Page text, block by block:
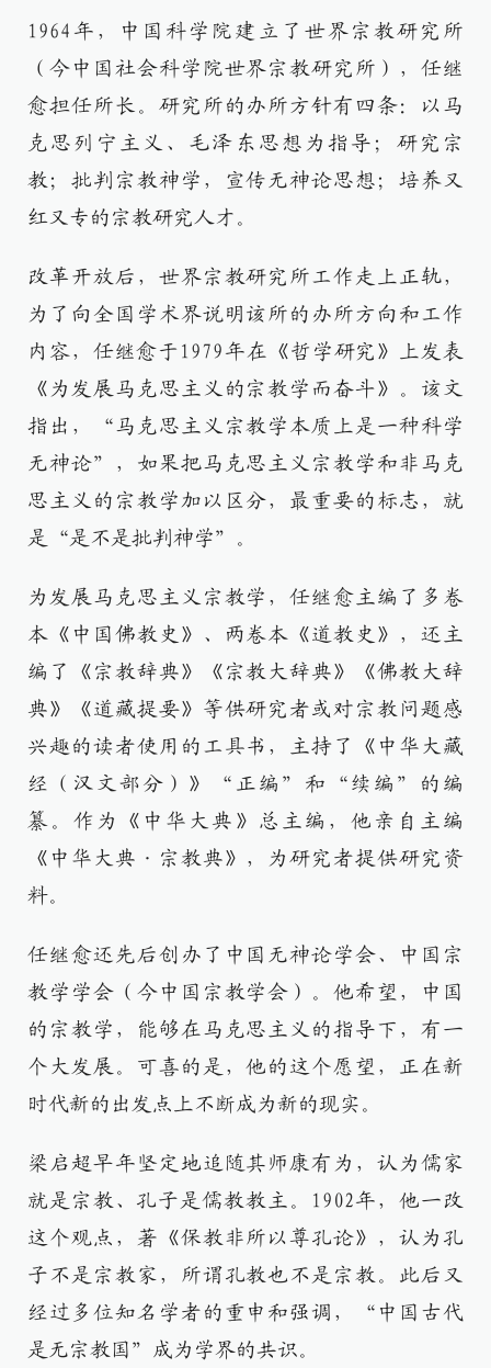
1964年，中国科学院建立了世界宗教研究所
（今中国社会科学院世界宗教研究所），任继
愈担任所长。研究所的办所方针有四条：以马
克思列宁主义、毛泽东思想为指导；研究宗
教；批判宗教神学，宣传无神论思想；培养又
红又专的宗教研究人才。
改革开放后，世界宗教研究所工作走上正轨，
为了向全国学术界说明该所的办所方向和工作
内容，任继愈于1979年在《哲学研究》上发表
《为发展马克思主义的宗教学而奋斗》。该文
指出，“马克思主义宗教学本质上是一种科学
无神论”，如果把马克思主义宗教学和非马克
思主义的宗教学加以区分，最重要的标志，就
是“是不是批判神学”。
为发展马克思主义宗教学，任继愈主编了多卷
本《中国佛教史》、两卷本《道教史》，还主
编了《宗教辞典》《宗教大辞典》《佛教大辞
典》《道藏提要》等供研究者或对宗教问题感
兴趣的读者使用的工具书，主持了《中华大藏
经（汉文部分）》“正编”和“续编”的编
纂。作为《中华大典》总主编，他亲自主编
《中华大典·宗教典》，为研究者提供研究资
料。
任继愈还先后创办了中国无神论学会、中国宗
教学学会（今中国宗教学会）。他希望，中国
的宗教学，能够在马克思主义的指导下，有一
个大发展。可喜的是，他的这个愿望，正在新
时代新的出发点上不断成为新的现实。
梁启超早年坚定地追随其师康有为，认为儒家
就是宗教、孔子是儒教教主。1902年，他一改
这个观点，著《保教非所以尊孔论》，认为孔
子不是宗教家，所谓孔教也不是宗教。此后又
经过多位知名学者的重申和强调，“中国古代
是无宗教国”成为学界的共识。